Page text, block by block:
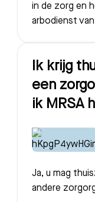
in de zorg en
arbodienst
Ik krijg
een
ik MRSA
Ja, u mag
andere